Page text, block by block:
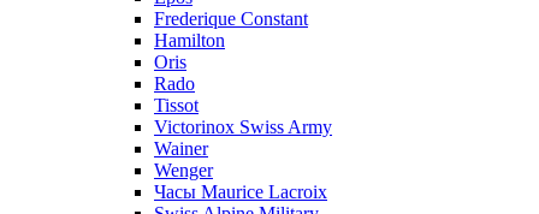
Frederique Constant
Hamilton
Oris
Rado
Tissot
Victorinox Swiss Army
Wainer
Wenger
Часы Maurice Lacroix